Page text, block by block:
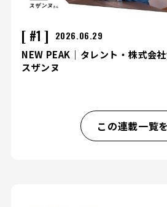
#1
2026.06.29
NEW PEAK｜タレント・株式会
スザンヌ
この連載一覧